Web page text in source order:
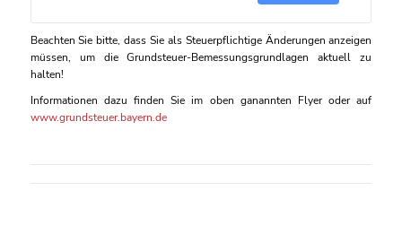
Beachten Sie bitte, dass Sie als Steuerpflichtige Änderungen anzeigen
müssen, um die Grundsteuer-Bemessungsgrundlagen aktuell zu
halten!
Informationen dazu finden Sie im oben ganannten Flyer oder auf
www.grundsteuer.bayern.de